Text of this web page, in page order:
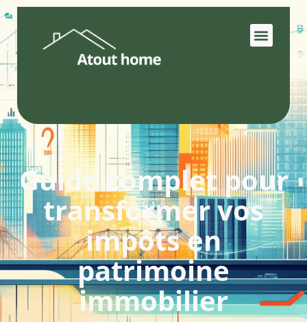
Guide complet pour
transformer vos
impôts en
patrimoine
immobilier